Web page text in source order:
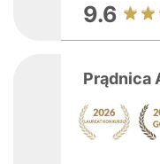
9.6
Prądnica